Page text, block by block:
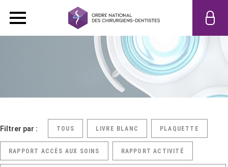
Filtrer par : TOUS LIVRE BLANC PLAQUETTE
RAPPORT ACCÈS AUX SOINS RAPPORT ACTIVITÉ